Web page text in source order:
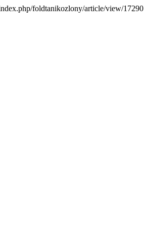
foldtanikozlony/article/view/17290